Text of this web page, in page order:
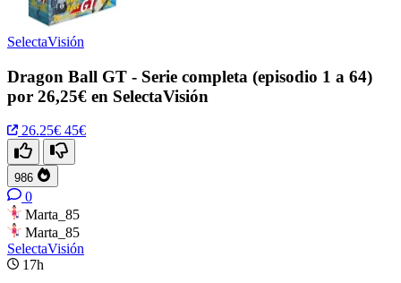
SelectaVisión
Dragon Ball GT - Serie completa (episodio 1 a 64)
por 26,25€ en SelectaVisión
26.25€ 45€
986
0
Marta_85
Marta_85
SelectaVisión
17h